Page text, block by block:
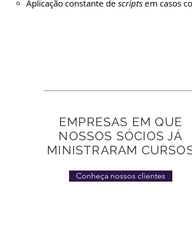
Aplicação constante de scripts em casos
EMPRESAS EM QUE
NOSSOS SÓCIOS JÁ
MINISTRARAM
Conheça nossos clientes